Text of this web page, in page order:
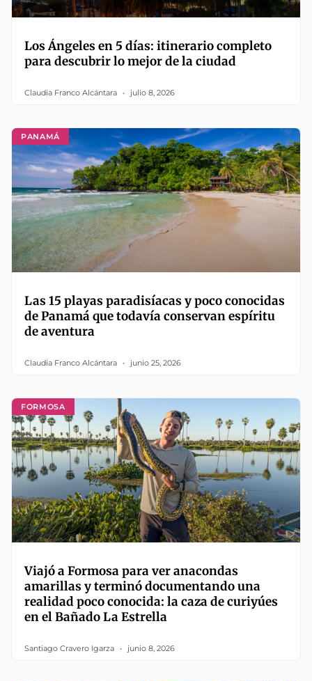
Los Ángeles en 5 días: itinerario completo
para descubrir lo mejor de la ciudad
Claudia Franco Alcántara julio 8, 2026
PANAMÁ
Las 15 playas paradisíacas y poco conocidas
de Panamá que todavía conservan espíritu
de aventura
Claudia Franco Alcántara junio 25, 2026
FORMOSA
Viajó a Formosa para ver anacondas
amarillas y terminó documentando una
realidad poco conocida: la caza de curiyúes
en el Bañado La Estrella
Santiago Cravero Igarza junio 8, 2026